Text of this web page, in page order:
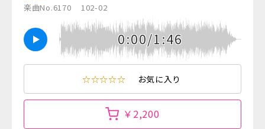
楽曲No.6170 102-02
0:00/1:46
☆☆☆☆☆ お気に入り
￥2,200